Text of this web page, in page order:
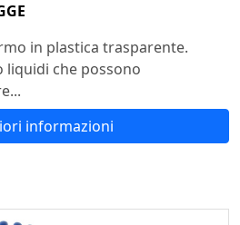
in plastica trasparente.
liquidi che possono
informazioni